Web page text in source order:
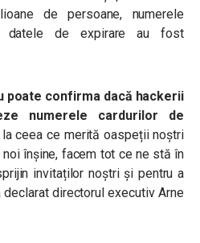
de persoane, numerele
datele de expirare au fost
poate confirma dacă hackerii
numerele cardurilor de
la ceea ce merită oaspeții noștri
înșine, facem tot ce ne stă în
invitaților noștri și pentru a
directorul executiv Arne